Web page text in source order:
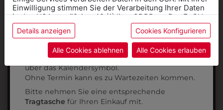
INFORMATIONSFOLDER
FÜR ALLE ZWEIGE
EINKAUFEN IN DER SCHULE AM
Einwilligung stimmen Sie der Verarbeitung Ihrer Daten
in den USA gemäß Art. 49 (1) lit. a GDPR zu. Der EuGH
stuft die USA als Land mit unzureichendem Datenschutz
ein, und es besteht das Risiko, dass US-Behörden
Daten ohne Klagemöglichkeit für Europäer überwachen.
Datenschutzerklärungbzw. im
Details anzeigen Cookies Konfigurieren
Alle Cookies ablehnen Alle Cookies erlauben
benötigen
Online Shop: Klick auf SCHULE in der
Kategorie und die richtige Schule auswählen.
AnprobeVorort im Geschäft: Termin buchen
über das Kalendersymbol.
Ohne Termin kann es zu Wartezeiten kommen.
Bitte nehmen Sie eine entsprechende
Tragtasche für Ihren Einkauf mit.